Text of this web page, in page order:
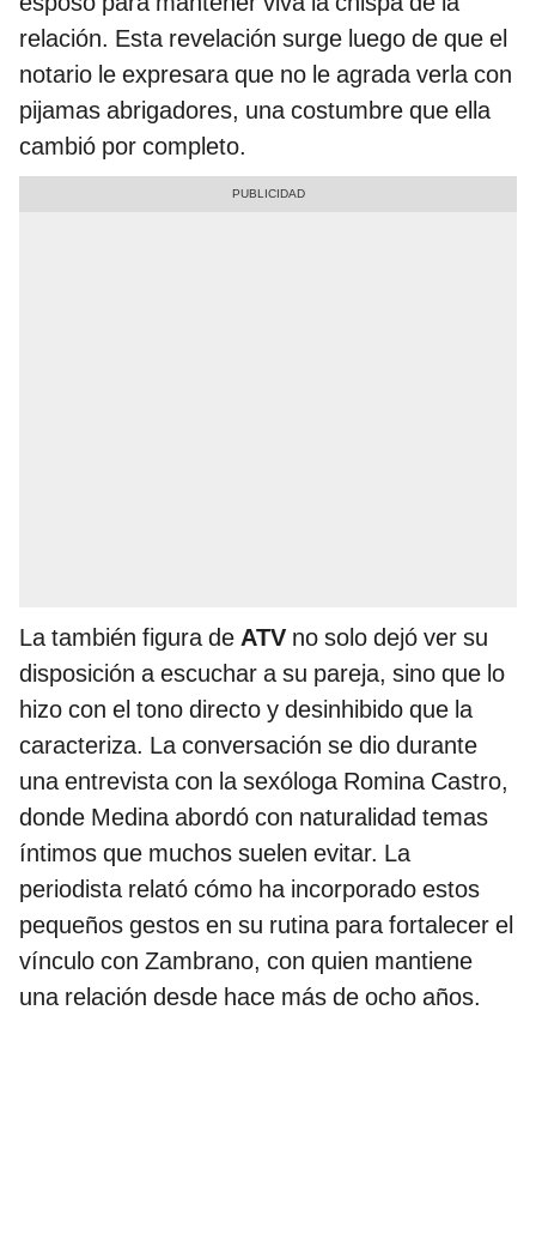
relación. Esta revelación surge luego de que el
notario le expresara que no le agrada verla con
pijamas abrigadores, una costumbre que ella
cambió por completo.
La también figura de ATV no solo dejó ver su
disposición a escuchar a su pareja, sino que lo
hizo con el tono directo y desinhibido que la
caracteriza. La conversación se dio durante
una entrevista con la sexóloga Romina Castro,
donde Medina abordó con naturalidad temas
íntimos que muchos suelen evitar. La
periodista relató cómo ha incorporado estos
pequeños gestos en su rutina para fortalecer el
vínculo con Zambrano, con quien mantiene
una relación desde hace más de ocho años.